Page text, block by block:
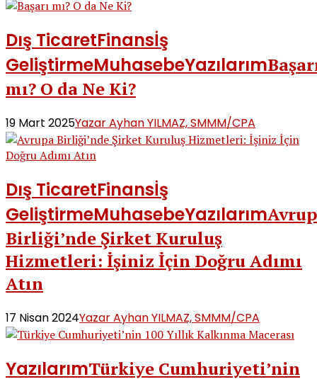
Dış TicaretFinansİş
GeliştirmeMuhasebeYazılarım
mı? O da Ne Ki?
19 Mart 2025Yazar Ayhan YILMAZ, SMMM/CPA
Dış TicaretFinansİş
GeliştirmeMuhasebeYazılarım
Birliği’nde Şirket Kuruluş
Hizmetleri: İşiniz İçin Doğru Adımı
Atın
17 Nisan 2024Yazar Ayhan YILMAZ, SMMM/CPA
YazılarımTürkiye Cumhuriyeti’nin